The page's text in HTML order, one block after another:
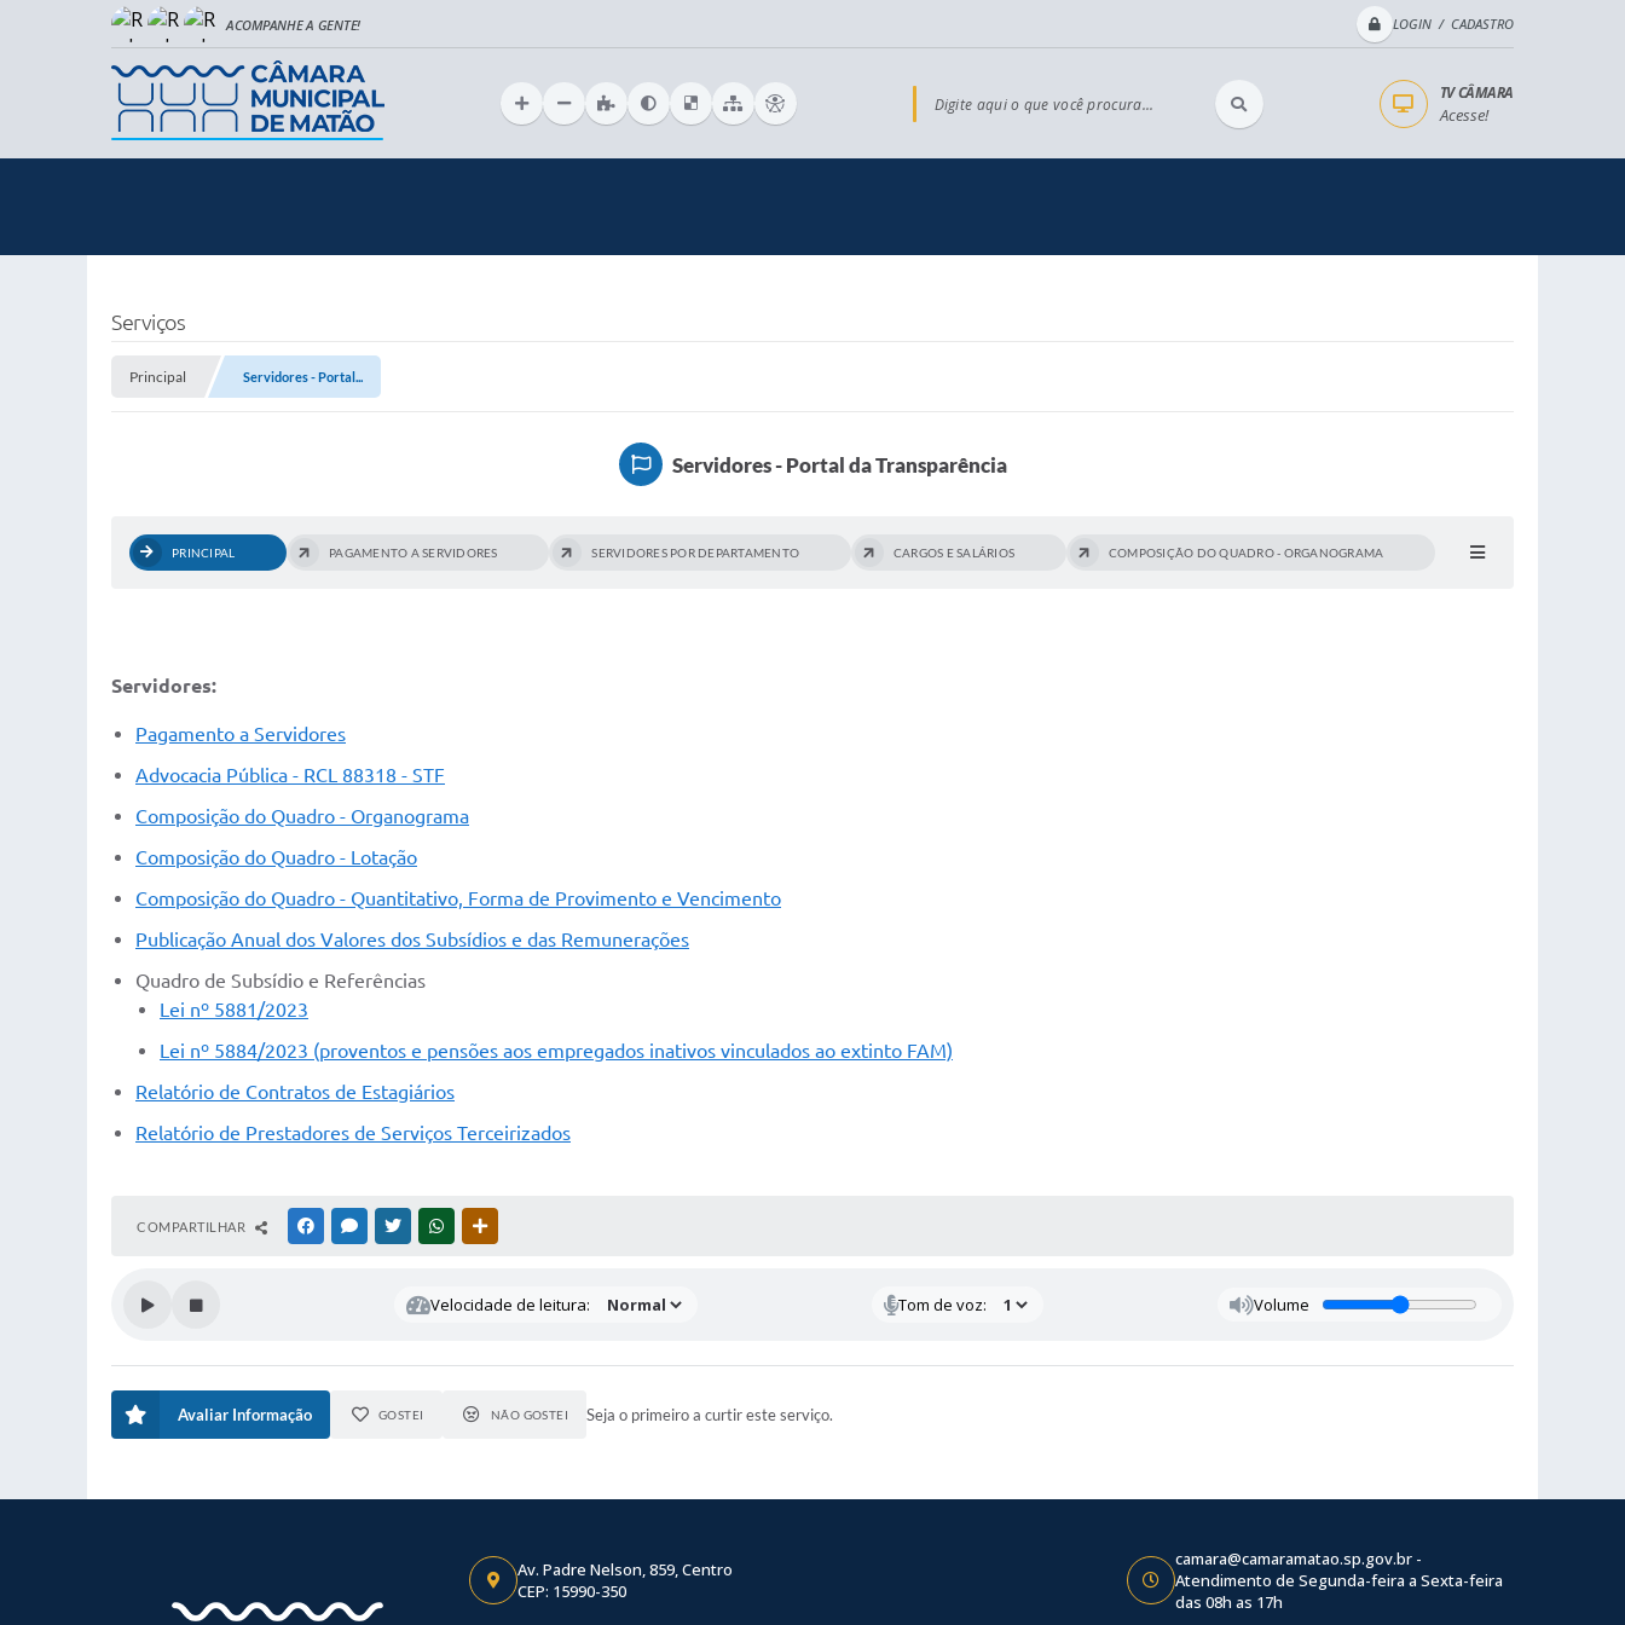
LOGIN / CADASTRO
Digite aqui o que você procura...
TV CÂMARA
Acesse!
Serviços
Principal Servidores - Portal...
Servidores - Portal da Transparência
PRINCIPAL PAGAMENTO A SERVIDORES SERVIDORES POR DEPARTAMENTO CARGOS E SALÁRIOS COMPOSIÇÃO DO QUADRO - ORGANOGRAMA
Servidores:
Pagamento a Servidores
Advocacia Pública - RCL 88318 - STF
Composição do Quadro - Organograma
Composição do Quadro - Lotação
Composição do Quadro - Quantitativo, Forma de Provimento e Vencimento
Publicação Anual dos Valores dos Subsídios e das Remunerações
Quadro de Subsídio e Referências
Lei nº 5881/2023
Lei nº 5884/2023 (proventos e pensões aos empregados inativos vinculados ao extinto FAM)
Relatório de Contratos de Estagiários
Relatório de Prestadores de Serviços Terceirizados
COMPARTILHAR FACEBOOKMESSENGER
TWITTERWHATSAPP
Velocidade de leitura: Tom de voz: Volume
Avaliar Informação GOSTEI NÃO GOSTEI Seja o primeiro a curtir este serviço.
Av. Padre Nelson, 859, Centro
CEP: 15990-350
camara@camaramatao.sp.gov.br -
Atendimento de Segunda-feira a Sexta-feira
das 08h as 17h